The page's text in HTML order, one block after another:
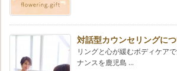
対話型カウンセリングに
リングと心が緩むボディケア
ナンスを鹿児島 ...